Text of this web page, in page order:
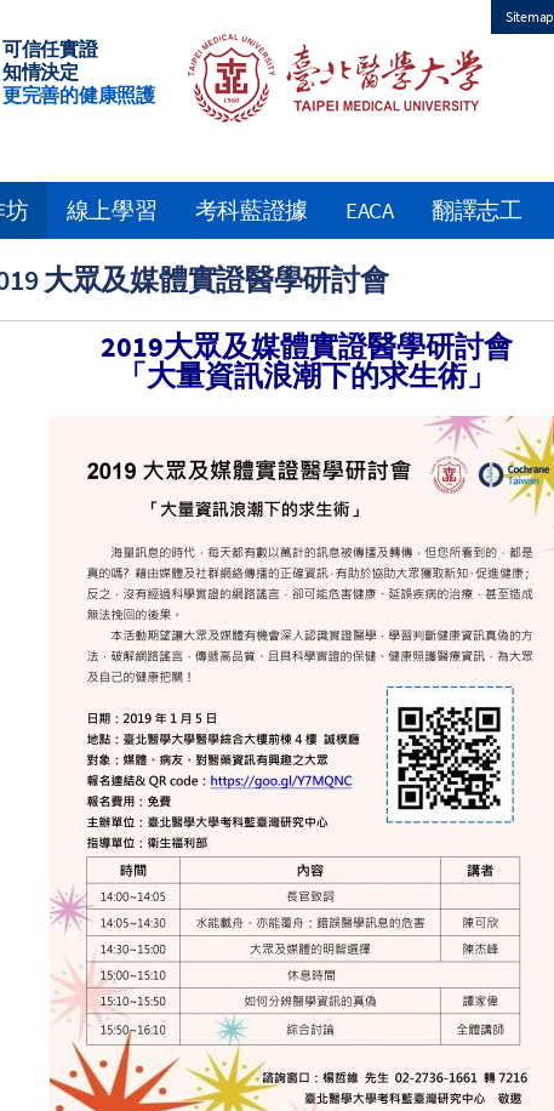
Sitemap
可信任實證
知情決定
更完善的健康照護
大眾及媒體實證醫學研討會
2019大眾及媒體實證醫學研討會
「大量資訊浪潮下的求生術」
坊 線上學習 考科藍證據 EACA 翻譯志工